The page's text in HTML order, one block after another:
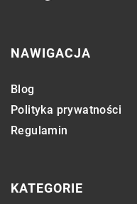
NAWIGACJA
Blog
Polityka prywatności
Regulamin
KATEGORIE